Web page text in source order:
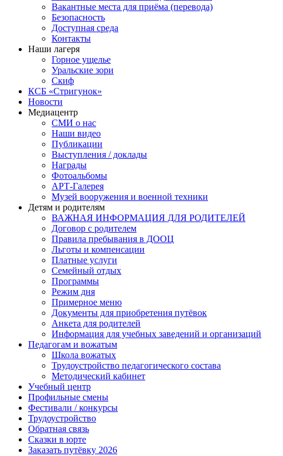
Вакантные места для приёма (перевода)
Безопасность
Доступная среда
Контакты
Наши лагеря
Горное ущелье
Уральские зори
Скиф
КСБ «Стригунок»
Новости
Медиацентр
СМИ о нас
Наши видео
Публикации
Выступления / доклады
Награды
Фотоальбомы
АРТ-Галерея
Музей вооружения и военной техники
Детям и родителям
ВАЖНАЯ ИНФОРМАЦИЯ ДЛЯ РОДИТЕЛЕЙ
Договор с родителем
Правила пребывания в ДООЦ
Льготы и компенсации
Платные услуги
Семейный отдых
Программы
Режим дня
Примерное меню
Документы для приобретения путёвок
Анкета для родителей
Информация для учебных заведений и организаций
Педагогам и вожатым
Школа вожатых
Трудоустройство педагогического состава
Методический кабинет
Учебный центр
Профильные смены
Фестивали / конкурсы
Трудоустройство
Обратная связь
Сказки в юрте
Заказать путёвку 2026